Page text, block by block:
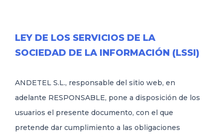
WIFI-REDES
QUIENES SOMOS
LEY DE LOS SERVICIOS DE LA
SOCIEDAD DE LA INFORMACIÓN (LSSI)
ANDETEL S.L., responsable del sitio web, en
adelante RESPONSABLE, pone a disposición de los
usuarios el presente documento, con el que
pretende dar cumplimiento a las obligaciones